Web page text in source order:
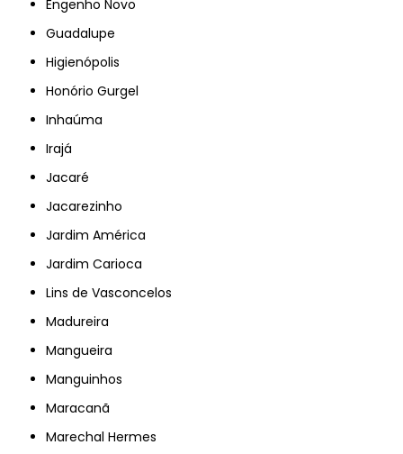
Engenho Novo
Guadalupe
Higienópolis
Honório Gurgel
Inhaúma
Irajá
Jacaré
Jacarezinho
Jardim América
Jardim Carioca
Lins de Vasconcelos
Madureira
Mangueira
Manguinhos
Maracanã
Marechal Hermes